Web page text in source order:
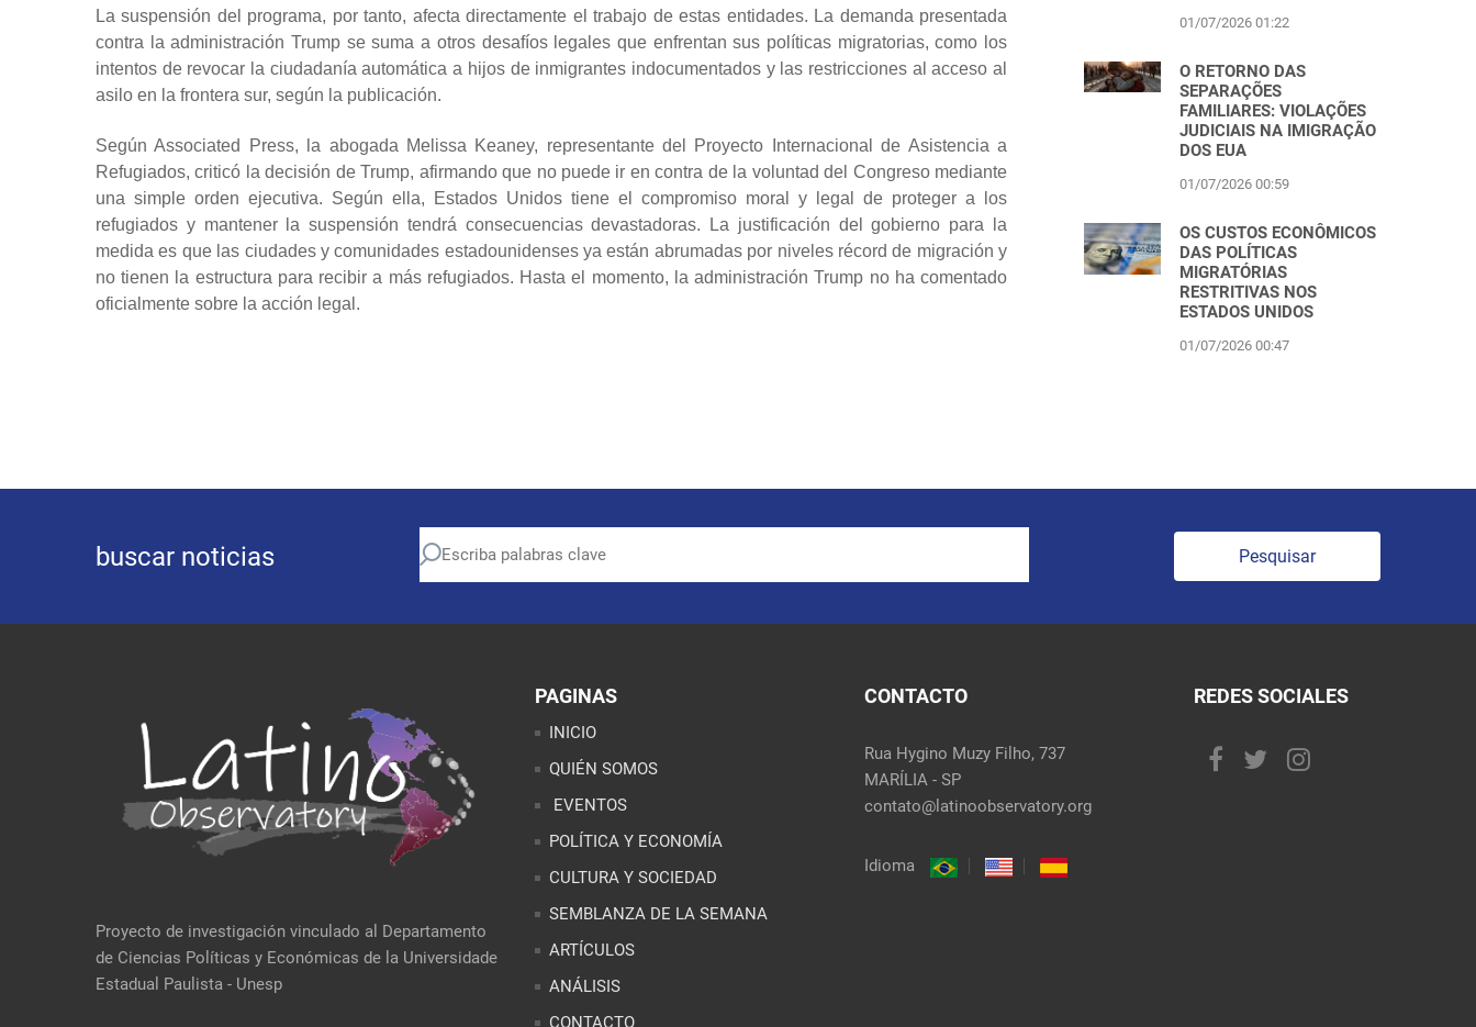
La suspensión del programa, por tanto, afecta directamente el trabajo de estas entidades. La demanda presentada
contra la administración Trump se suma a otros desafíos legales que enfrentan sus políticas migratorias, como los
intentos de revocar la ciudadanía automática a hijos de inmigrantes indocumentados y las restricciones al acceso al
asilo en la frontera sur, según la publicación.
Según Associated Press, la abogada Melissa Keaney, representante del Proyecto Internacional de Asistencia a
Refugiados, criticó la decisión de Trump, afirmando que no puede ir en contra de la voluntad del Congreso mediante
una simple orden ejecutiva. Según ella, Estados Unidos tiene el compromiso moral y legal de proteger a los
refugiados y mantener la suspensión tendrá consecuencias devastadoras. La justificación del gobierno para la
medida es que las ciudades y comunidades estadounidenses ya están abrumadas por niveles récord de migración y
no tienen la estructura para recibir a más refugiados. Hasta el momento, la administración Trump no ha comentado
oficialmente sobre la acción legal.
01/07/2026 01:22
O RETORNO DAS
SEPARAÇÕES
FAMILIARES: VIOLAÇÕES
JUDICIAIS NA IMIGRAÇÃO
DOS EUA
01/07/2026 00:59
OS CUSTOS ECONÔMICOS
DAS POLÍTICAS
MIGRATÓRIAS
RESTRITIVAS NOS
ESTADOS UNIDOS
01/07/2026 00:47
buscar noticias Pesquisar
Proyecto de investigación vinculado al Departamento
de Ciencias Políticas y Económicas de la Universidade
Estadual Paulista - Unesp
PAGINAS
INICIO
QUIÉN SOMOS
EVENTOS
POLÍTICA Y ECONOMÍA
CULTURA Y SOCIEDAD
SEMBLANZA DE LA SEMANA
ARTÍCULOS
ANÁLISIS
CONTACTO
CONTACTO
Rua Hygino Muzy Filho, 737
MARÍLIA - SP
contato@latinoobservatory.org
Idioma
REDES SOCIALES